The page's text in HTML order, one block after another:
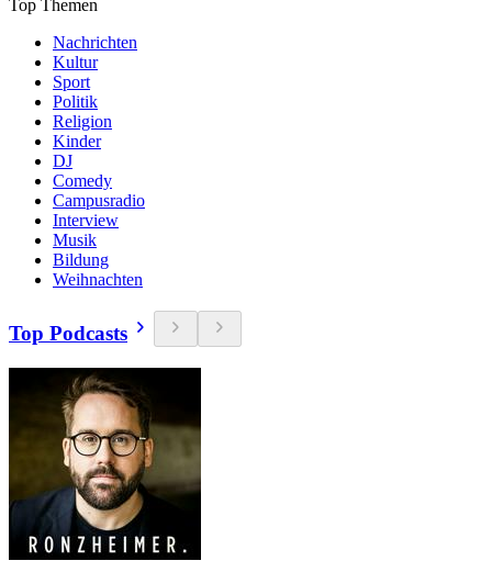
Top Themen
Nachrichten
Kultur
Sport
Politik
Religion
Kinder
DJ
Comedy
Campusradio
Interview
Musik
Bildung
Weihnachten
Top Podcasts